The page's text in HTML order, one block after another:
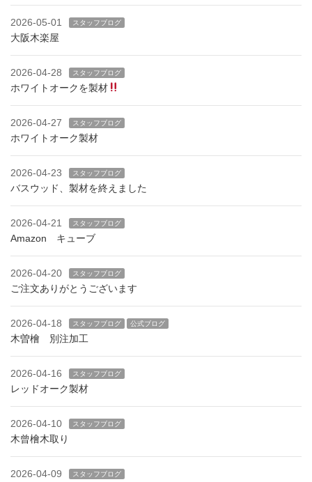
2026-05-01 スタッフブログ
大阪木楽屋
2026-04-28 スタッフブログ
ホワイトオークを製材
2026-04-27 スタッフブログ
ホワイトオーク製材
2026-04-23 スタッフブログ
バスウッド、製材を終えました
2026-04-21 スタッフブログ
Amazon キューブ
2026-04-20 スタッフブログ
ご注文ありがとうございます
2026-04-18 スタッフブログ 公式ブログ
木曽檜 別注加工
2026-04-16 スタッフブログ
レッドオーク製材
2026-04-10 スタッフブログ
木曾檜木取り
2026-04-09 スタッフブログ